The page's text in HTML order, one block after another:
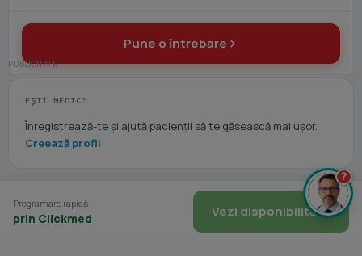
Pune o întrebare
EȘTI MEDIC?
Înregistrează-te și ajută pacienții să te găsească mai ușor.
Creează profil
Programare rapidă
prin Clickmed Vezi disponibilitate
?